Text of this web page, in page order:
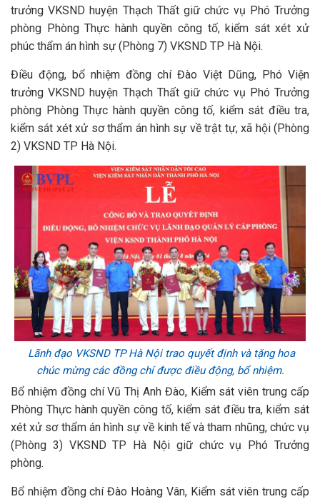
trưởng VKSND huyện Thạch Thất giữ chức vụ Phó Trưởng
phòng Phòng Thực hành quyền công tố, kiểm sát xét xử
phúc thẩm án hình sự (Phòng 7) VKSND TP Hà Nội.
Điều động, bổ nhiệm đồng chí Đào Việt Dũng, Phó Viện
trưởng VKSND huyện Thạch Thất giữ chức vụ Phó Trưởng
phòng Phòng Thực hành quyền công tố, kiểm sát điều tra,
kiểm sát xét xử sơ thẩm án hình sự về trật tự, xã hội (Phòng
2) VKSND TP Hà Nội.
Lãnh đạo VKSND TP Hà Nội trao quyết định và tặng hoa
chúc mừng các đồng chí được điều động, bổ nhiệm.
Bổ nhiệm đồng chí Vũ Thị Anh Đào, Kiểm sát viên trung cấp
Phòng Thực hành quyền công tố, kiểm sát điều tra, kiểm sát
xét xử sơ thẩm án hình sự về kinh tế và tham nhũng, chức vụ
(Phòng 3) VKSND TP Hà Nội giữ chức vụ Phó Trưởng
phòng.
Bổ nhiệm đồng chí Đào Hoàng Vân, Kiểm sát viên trung cấp